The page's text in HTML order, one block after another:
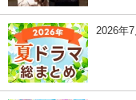
2026年